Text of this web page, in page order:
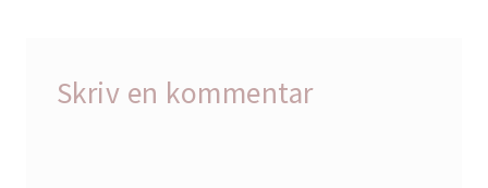
Skriv en kommentar